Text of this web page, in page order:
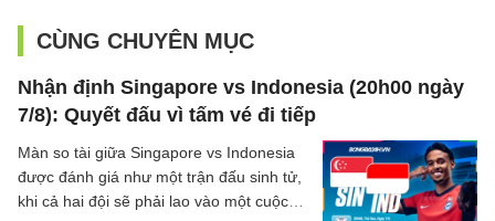
CÙNG CHUYÊN MỤC
Nhận định Singapore vs Indonesia (20h00 ngày
7/8): Quyết đấu vì tấm vé đi tiếp
Màn so tài giữa Singapore vs Indonesia
được đánh giá như một trận đấu sinh tử,
khi cả hai đội sẽ phải lao vào một cuộc